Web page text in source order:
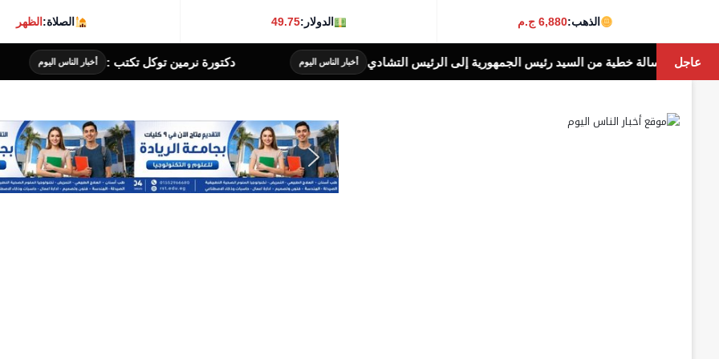
الذهب:6,880 ج.م الدولار:49.75 الصلاة:الظهر
عاجل
الجمهورية إلى الرئيس التشادي أخبار الناس اليوم ​دكتورة نرمين توكل تكتب : أخبار الناس اليوم الأحد.. أحمد شيبة يحيي حفلًا